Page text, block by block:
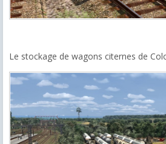
Le stockage de wagons citernes de